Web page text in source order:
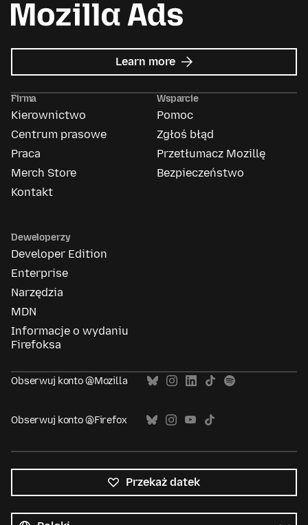
Learn more about
Mozilla
Firma
Kierownictwo
Centrum prasowe
Praca
Merch Store
Kontakt
Wsparcie
Pomoc
Zgłoś błąd
Przetłumacz Mozillę
Bezpieczeństwo
Deweloperzy
Developer Edition
Enterprise
Narzędzia
MDN
Informacje o wydaniu
Firefoksa
Obserwuj konto @Mozilla
Obserwuj konto @Firefox
Przekaż datek
języki
Język